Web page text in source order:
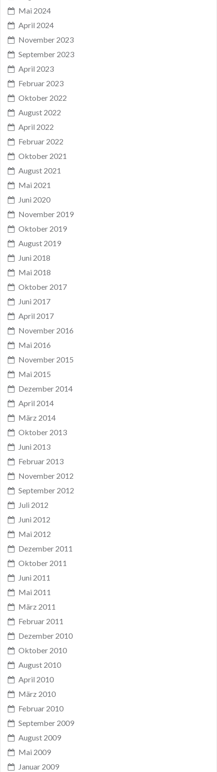
Mai 2024
April 2024
November 2023
September 2023
April 2023
Februar 2023
Oktober 2022
August 2022
April 2022
Februar 2022
Oktober 2021
August 2021
Mai 2021
Juni 2020
November 2019
Oktober 2019
August 2019
Juni 2018
Mai 2018
Oktober 2017
Juni 2017
April 2017
November 2016
Mai 2016
November 2015
Mai 2015
Dezember 2014
April 2014
März 2014
Oktober 2013
Juni 2013
Februar 2013
November 2012
September 2012
Juli 2012
Juni 2012
Mai 2012
Dezember 2011
Oktober 2011
Juni 2011
Mai 2011
März 2011
Februar 2011
Dezember 2010
Oktober 2010
August 2010
April 2010
März 2010
Februar 2010
September 2009
August 2009
Mai 2009
Januar 2009